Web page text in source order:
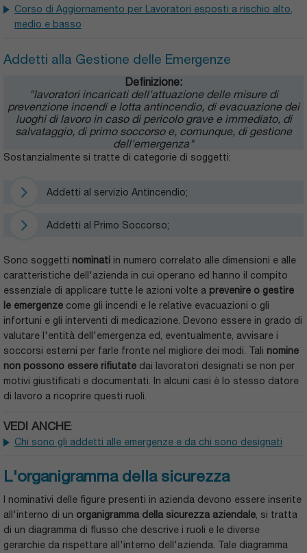
Corso di Aggiornamento per Lavoratori esposti a rischio alto,
medio e basso
Addetti alla Gestione delle Emergenze
Definizione:
"lavoratori incaricati dell'attuazione delle misure di
prevenzione incendi e lotta antincendio, di evacuazione dei
luoghi di lavoro in caso di pericolo grave e immediato, di
salvataggio, di primo soccorso e, comunque, di gestione
dell'emergenza"
Sostanzialmente si tratte di categorie di soggetti:
Addetti al servizio Antincendio;
Addetti al Primo Soccorso;
Sono soggetti nominati in numero correlato alle dimensioni e alle
caratteristiche dell'azienda in cui operano ed hanno il compito
essenziale di applicare tutte le azioni volte a prevenire o gestire
le emergenze come gli incendi e le relative evacuazioni o gli
infortuni e gli interventi di medicazione. Devono essere in grado di
valutare l'entità dell'emergenza ed, eventualmente, avvisare i
soccorsi esterni per farle fronte nel migliore dei modi. Tali nomine
non possono essere rifiutate dai lavoratori designati se non per
motivi giustificati e documentati. In alcuni casi è lo stesso datore
di lavoro a ricoprire questi ruoli.
VEDI ANCHE:
Chi sono gli addetti alle emergenze e da chi sono designati
L'organigramma della sicurezza
I nominativi delle figure presenti in azienda devono essere inserite
all'interno di un organigramma della sicurezza aziendale , si tratta
di un diagramma di flusso che descrive i ruoli e le diverse
gerarchie da rispettare all'interno dell'azienda. Tale diagramma